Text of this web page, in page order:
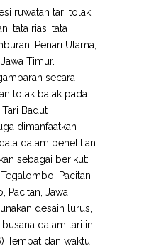
ruwatan tari tolak
tata rias, tata
Penari Utama,
Timur.
secara
tolak balak pada
Badut
dimanfaatkan
dalam penelitian
sebagai berikut:
Pacitan,
Pacitan, Jawa
desain lurus,
dalam tari ini
Tempat dan waktu